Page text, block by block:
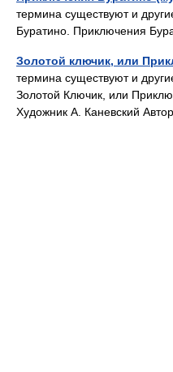
термина существуют и
Буратино. Приключения
Золотой ключик, или
термина существуют и
Золотой Ключик, или
Художник А. Каневский